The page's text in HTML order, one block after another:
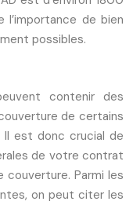
l’importance de bien
possibles.
contenir des
de certains
est donc crucial de
de votre contrat
Parmi les
on peut citer les